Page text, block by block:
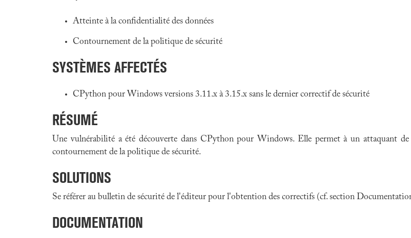
Atteinte à la confidentialité des données
Contournement de la politique de sécurité
SYSTÈMES AFFECTÉS
CPython pour Windows versions 3.11.x à 3.15.x sans le dernier correctif de sécurité
RÉSUMÉ
Une vulnérabilité a été découverte dans CPython pour Windows. Elle permet à un attaquant
contournement de la politique de sécurité.
SOLUTIONS
Se référer au bulletin de sécurité de l'éditeur pour l'obtention des correctifs (cf. section
DOCUMENTATION